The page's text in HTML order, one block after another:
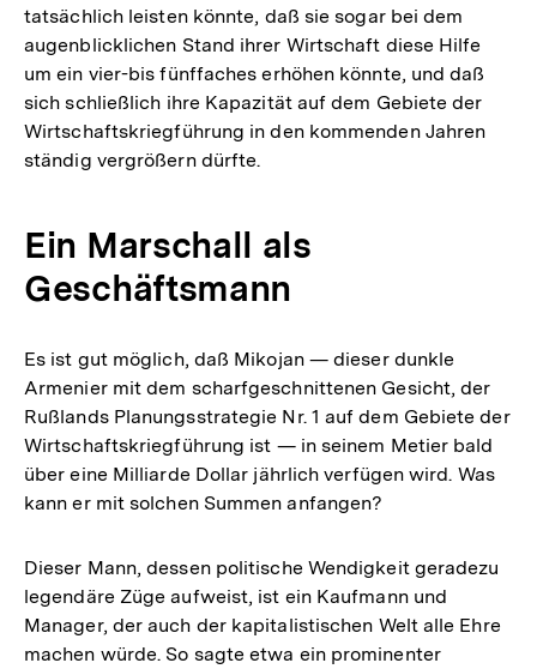
tatsächlich leisten könnte, daß sie sogar bei dem
augenblicklichen Stand ihrer Wirtschaft diese Hilfe
um ein vier-bis fünffaches erhöhen könnte, und daß
sich schließlich ihre Kapazität auf dem Gebiete der
Wirtschaftskriegführung in den kommenden Jahren
ständig vergrößern dürfte.
Ein Marschall als
Geschäftsmann
Es ist gut möglich, daß Mikojan — dieser dunkle
Armenier mit dem scharfgeschnittenen Gesicht, der
Rußlands Planungsstrategie Nr. 1 auf dem Gebiete der
Wirtschaftskriegführung ist — in seinem Metier bald
über eine Milliarde Dollar jährlich verfügen wird. Was
kann er mit solchen Summen anfangen?
Dieser Mann, dessen politische Wendigkeit geradezu
legendäre Züge aufweist, ist ein Kaufmann und
Manager, der auch der kapitalistischen Welt alle Ehre
machen würde. So sagte etwa ein prominenter